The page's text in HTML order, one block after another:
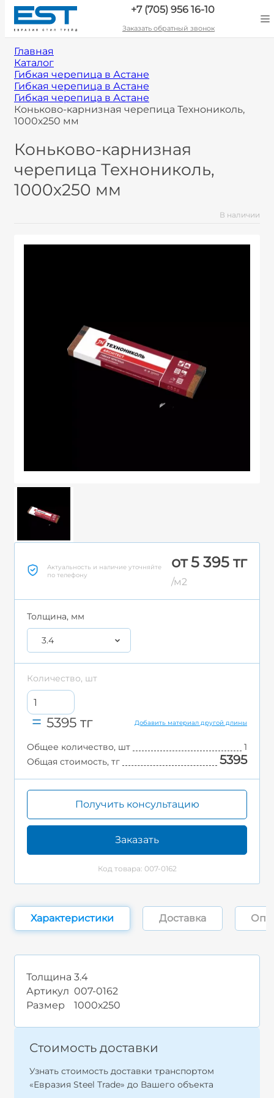
+7 (705) 956 16-10
Заказать обратный звонок
Главная
Каталог
Гибкая черепица в Астане
Гибкая черепица в Астане
Гибкая черепица в Астане
Коньково-карнизная черепица Технониколь,
1000х250 мм
Коньково-карнизная
черепица Технониколь,
1000х250 мм
В наличии
Актуальность и наличие уточняйте
по телефону
от 5 395 тг
/м2
Толщина, мм
3.4
Количество, шт
5395 тг Добавить материал другой длины
Общее количество, шт
1
Общая стоимость, тг
5395
Получить консультацию
Заказать
Код товара: 007-0162
Характеристики Доставка
Толщина 3.4
Артикул 007-0162
Размер
1000х250
Стоимость доставки
Узнать стоимость доставки транспортом
«Евразия Steel Trade» до Вашего объекта